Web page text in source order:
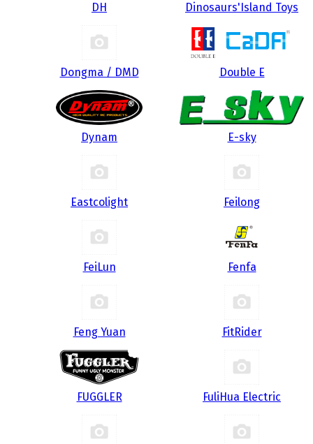
DH Dinosaurs'Island Toys
Dongma / DMD Double E
Dynam E-sky
Eastcolight Feilong
FeiLun Fenfa
Feng Yuan FitRider
FUGGLER FuliHua Electric